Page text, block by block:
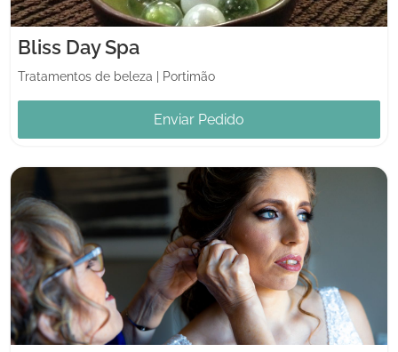
Bliss Day Spa
Tratamentos de beleza Portimão
Enviar Pedido